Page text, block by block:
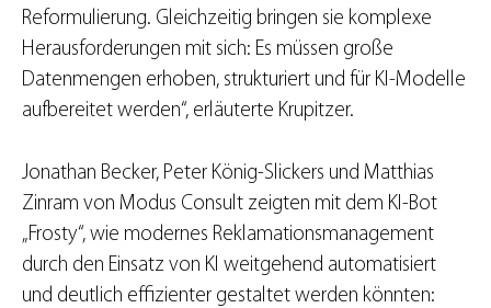
Reformulierung. Gleichzeitig bringen sie komplexe
Herausforderungen mit sich: Es müssen große
Datenmengen erhoben, strukturiert und für KI-Modelle
aufbereitet werden“, erläuterte Krupitzer.
Jonathan Becker, Peter König-Slickers und Matthias
Zinram von Modus Consult zeigten mit dem KI-Bot
„Frosty“, wie modernes Reklamationsmanagement
durch den Einsatz von KI weitgehend automatisiert
und deutlich effizienter gestaltet werden könnten: